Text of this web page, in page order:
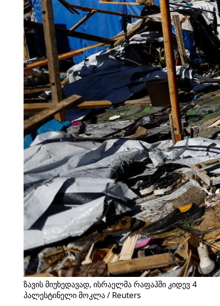
ზავის მიუხედავად, ისრაელმა რაფაჰში კიდევ 4
პალესტინელი მოკლა / Reuters